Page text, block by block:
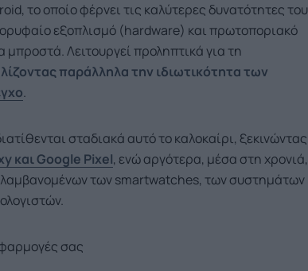
το οποίο φέρνει τις καλύτερες δυνατότητες του
εξοπλισμό (hardware) και πρωτοποριακό
Λειτουργεί προληπτικά για τη
παράλληλα την ιδιωτικότητα των
.
σταδιακά αυτό το καλοκαίρι, ξεκινώντας
και Google Pixel, ενώ αργότερα, μέσα στη χρονιά,
των smartwatches, των συστημάτων
σας